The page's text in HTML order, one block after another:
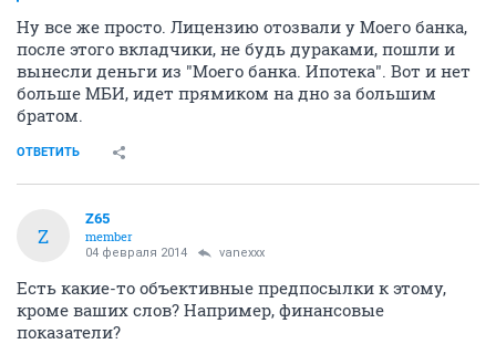
Ну все же просто. Лицензию отозвали у Моего банка,
после этого вкладчики, не будь дураками, пошли и
вынесли деньги из "Моего банка. Ипотека". Вот и нет
больше МБИ, идет прямиком на дно за большим
братом.
ОТВЕТИТЬ
Z
Z65
member
04 февраля 2014 vanexxx
Есть какие-то объективные предпосылки к этому,
кроме ваших слов? Например, финансовые
показатели?